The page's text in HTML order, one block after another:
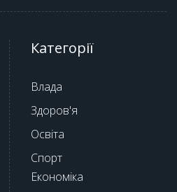
Категорії
Влада
Здоров'я
Освіта
Спорт
Економіка